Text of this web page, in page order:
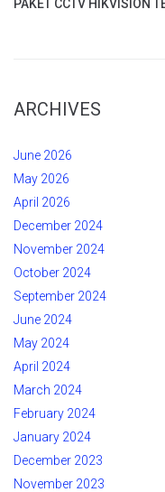
PAKET CCTV HIKVISION
ARCHIVES
June 2026
May 2026
April 2026
December 2024
November 2024
October 2024
September 2024
June 2024
May 2024
April 2024
March 2024
February 2024
January 2024
December 2023
November 2023